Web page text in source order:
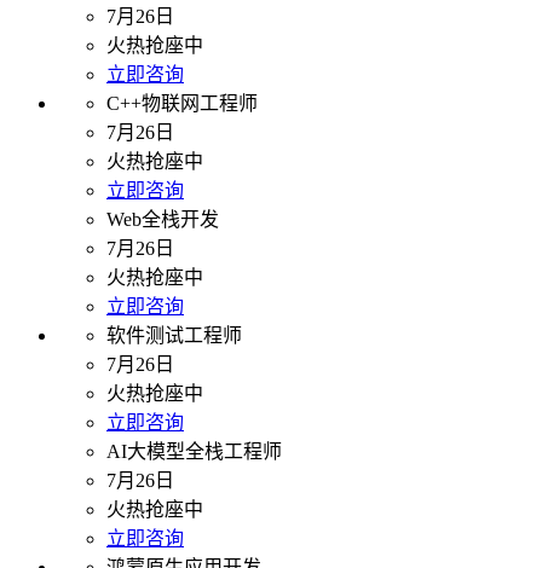
7月26日
火热抢座中
立即咨询
C++物联网工程师
7月26日
火热抢座中
立即咨询
Web全栈开发
7月26日
火热抢座中
立即咨询
软件测试工程师
7月26日
火热抢座中
立即咨询
AI大模型全栈工程师
7月26日
火热抢座中
立即咨询